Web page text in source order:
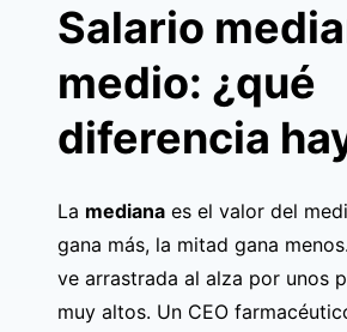
Salario
medio: ¿qué
diferencia
La mediana es el valor del
gana más, la mitad gana
ve arrastrada al alza por unos
muy altos. Un CEO